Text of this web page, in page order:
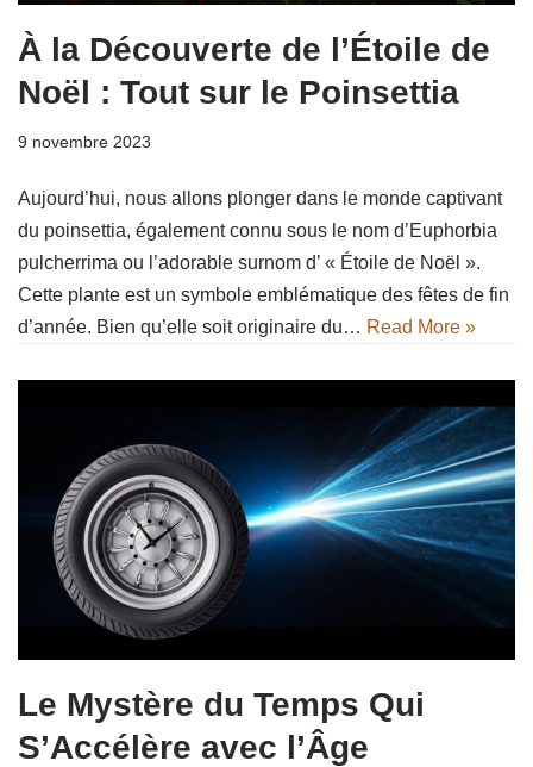
À la Découverte de l’Étoile de
Noël : Tout sur le Poinsettia
9 novembre 2023
Aujourd’hui, nous allons plonger dans le monde captivant
du poinsettia, également connu sous le nom d’Euphorbia
pulcherrima ou l’adorable surnom d’ « Étoile de Noël ».
Cette plante est un symbole emblématique des fêtes de fin
d’année. Bien qu’elle soit originaire du… Read More »
Le Mystère du Temps Qui
S’Accélère avec l’Âge